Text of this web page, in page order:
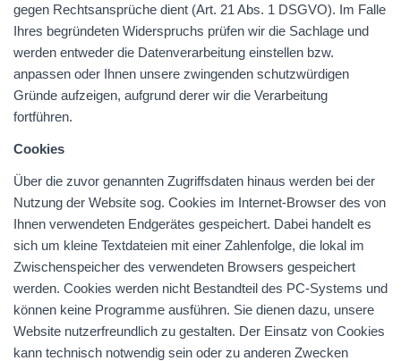
gegen Rechtsansprüche dient (Art. 21 Abs. 1 DSGVO). Im Falle
Ihres begründeten Widerspruchs prüfen wir die Sachlage und
werden entweder die Datenverarbeitung einstellen bzw.
anpassen oder Ihnen unsere zwingenden schutzwürdigen
Gründe aufzeigen, aufgrund derer wir die Verarbeitung
fortführen.
Cookies
Über die zuvor genannten Zugriffsdaten hinaus werden bei der
Nutzung der Website sog. Cookies im Internet-Browser des von
Ihnen verwendeten Endgerätes gespeichert. Dabei handelt es
sich um kleine Textdateien mit einer Zahlenfolge, die lokal im
Zwischenspeicher des verwendeten Browsers gespeichert
werden. Cookies werden nicht Bestandteil des PC-Systems und
können keine Programme ausführen. Sie dienen dazu, unsere
Website nutzerfreundlich zu gestalten. Der Einsatz von Cookies
kann technisch notwendig sein oder zu anderen Zwecken